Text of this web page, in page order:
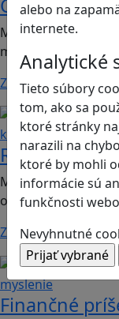
alebo na
internete.
Analytické
Tieto súbory
tom, ako sa
ktoré stránky
narazili na
ktoré by mohli
informácie sú
funkčnosti
Nevyhnutné
Chicken
Mobilná hra vhodná
mediálna výchova,
Zistiť viac
Ľudské
kooperácia
Romoji
Mobilná hra vhodná
občianska náuka,
Zistiť viac
myslenie
Finančné